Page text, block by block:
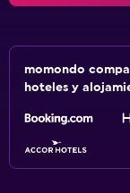
momondo
hoteles y